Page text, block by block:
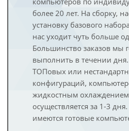
более 20 лет. На сборку,
установку базового
нас уходит чуть больше
Большинство заказов мы
выполнить в течении
ТОПовых или
конфигураций,
жидкостным охлаждением
осуществляется за 1-3
имеются готовые